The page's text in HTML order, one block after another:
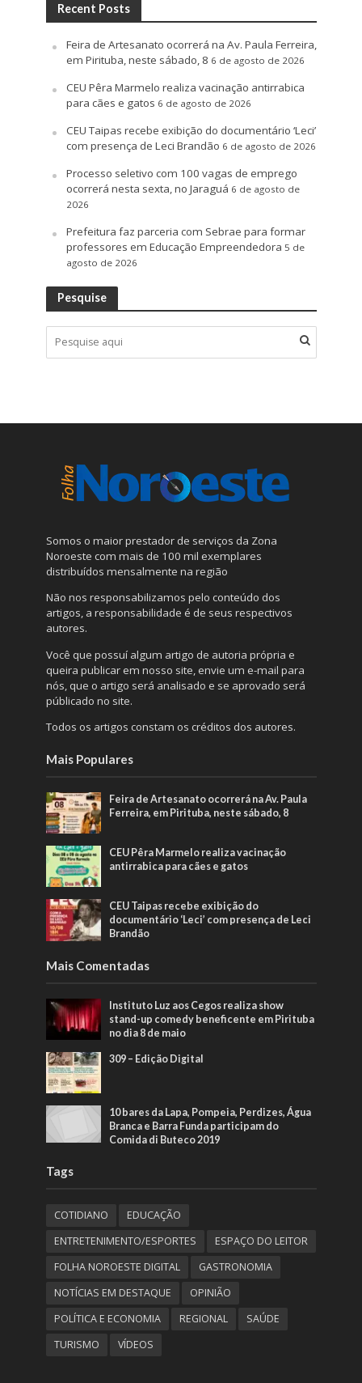
Recent Posts
Feira de Artesanato ocorrerá na Av. Paula Ferreira,
em Pirituba, neste sábado, 8 6 de agosto de 2026
CEU Pêra Marmelo realiza vacinação antirrabica
para cães e gatos 6 de agosto de 2026
CEU Taipas recebe exibição do documentário ‘Leci’
com presença de Leci Brandão 6 de agosto de 2026
Processo seletivo com 100 vagas de emprego
ocorrerá nesta sexta, no Jaraguá 6 de agosto de
2026
Prefeitura faz parceria com Sebrae para formar
professores em Educação Empreendedora 5 de
agosto de 2026
Pesquise
Somos o maior prestador de serviços da Zona
Noroeste com mais de 100 mil exemplares
distribuídos mensalmente na região
Não nos responsabilizamos pelo conteúdo dos
artigos, a responsabilidade é de seus respectivos
autores.
Você que possuí algum artigo de autoria própria e
queira publicar em nosso site, envie um e-mail para
nós, que o artigo será analisado e se aprovado será
públicado no site.
Todos os artigos constam os créditos dos autores.
Mais Populares
Feira de Artesanato ocorrerá na Av. Paula
Ferreira, em Pirituba, neste sábado, 8
CEU Pêra Marmelo realiza vacinação
antirrabica para cães e gatos
CEU Taipas recebe exibição do
documentário ‘Leci’ com presença de Leci
Brandão
Mais Comentadas
Instituto Luz aos Cegos realiza show
stand-up comedy beneficente em Pirituba
no dia 8 de maio
309 – Edição Digital
10 bares da Lapa, Pompeia, Perdizes, Água
Branca e Barra Funda participam do
Comida di Buteco 2019
Tags
COTIDIANO
EDUCAÇÃO
ENTRETENIMENTO/ESPORTES
ESPAÇO DO LEITOR
FOLHA NOROESTE DIGITAL
GASTRONOMIA
NOTÍCIAS EM DESTAQUE
OPINIÃO
POLÍTICA E ECONOMIA
REGIONAL
SAÚDE
TURISMO
VÍDEOS